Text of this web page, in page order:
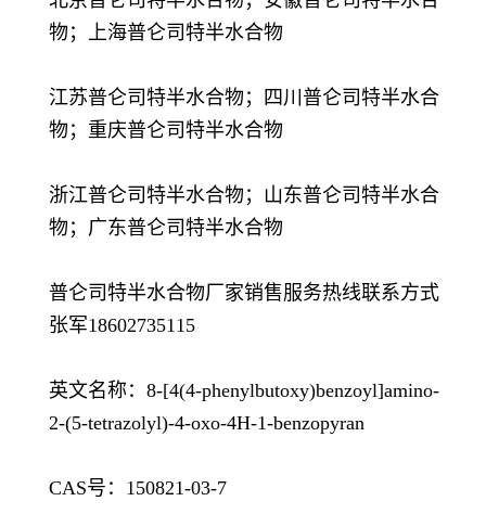
物；上海普仑司特半水合物
江苏普仑司特半水合物；四川普仑司特半水合
物；重庆普仑司特半水合物
浙江普仑司特半水合物；山东普仑司特半水合
物；广东普仑司特半水合物
普仑司特半水合物厂家销售服务热线联系方式
张军18602735115
英文名称：8-[4(4-phenylbutoxy)benzoyl]amino-
2-(5-tetrazolyl)-4-oxo-4H-1-benzopyran
CAS号：150821-03-7